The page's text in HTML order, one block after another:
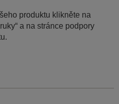
produktu klikněte na
a na stránce podpory